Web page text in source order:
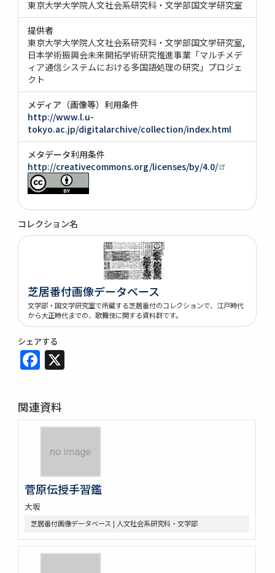
東京大学大学院人文社会系研究科・文学部国文学研究室
提供者
東京大学大学院人文社会系研究科・文学部国文学研究室
日本学術振興会未来開拓学術研究推進事業「マルチメデ
ィア通信システムにおける多国語処理の研究」プロジェ
クト
メディア（画像等）利用条件
http://www.l.u-
tokyo.ac.jp/digitalarchive/collection/index.html
メタデータ利用条件
http://creativecommons.org/licenses/by/4.0/
コレクション名
芝居番付画像データベース
文学部・国文学研究室で所蔵する芝居番付のコレクションで、江戸時代
から大正時代までの、歌舞伎に関する資料群です。
シェアする
Facebook
関連資料
菅原伝授手習鑑
大坂
芝居番付画像データベース | 人文社会系研究科・文学部